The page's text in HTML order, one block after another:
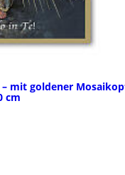
– mit goldener
cm